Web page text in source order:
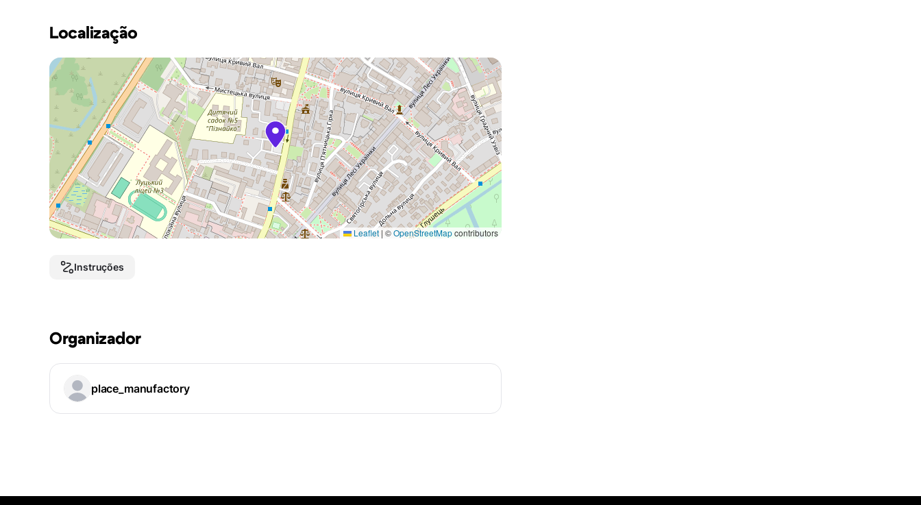
Localização
Leaflet | ©OpenStreetMapcontributors
Instruções
Organizador
place_manufactory